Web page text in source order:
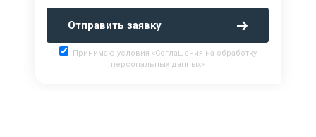
Отправить заявку
Принимаю условия «Соглашения на обработку
персональных данных»